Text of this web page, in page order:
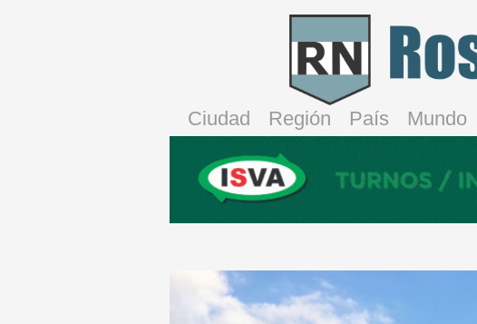
Ciudad Región País Mundo